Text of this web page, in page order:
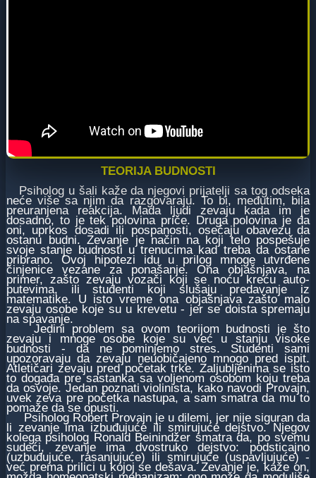
TEORIJA BUDNOSTI
Psiholog u šali kaže da njegovi prijatelji sa tog odseka
neće više sa njim da razgovaraju. To bi, međutim, bila
preuranjena reakcija. Mada ljudi zevaju kada im je
dosadno, to je tek polovina priče. Druga polovina je da
oni, uprkos dosadi ili pospanosti, osećaju obavezu da
ostanu budni. Zevanje je način na koji telo pospešuje
svoje stanje budnosti u trenucima kad treba da ostane
pribrano. Ovoj hipotezi idu u prilog mnoge utvrđene
činjenice vezane za ponašanje. Ona objašnjava, na
primer, zašto zevaju vozači koji se noću kreću auto-
putevima, ili studenti koji slušaju predavanje iz
matematike. U isto vreme ona objašnjava zašto malo
zevaju osobe koje su u krevetu - jer se doista spremaju
na spavanje.
Jedini problem sa ovom teorijom budnosti je što
zevaju i mnoge osobe koje su već u stanju visoke
budnosti - da ne pominjemo stres. Studenti sami
upozoravaju da zevaju neuobičajeno mnogo pred ispit.
Atletičari zevaju pred početak trke. Zaljubljenima se isto
to događa pre sastanka sa voljenom osobom koju treba
da osvoje. Jedan poznati violinista, kako navodi Provajn,
uvek zeva pre početka nastupa, a sam smatra da mu to
pomaže da se opusti.
Psiholog Robert Provajn je u dilemi, jer nije siguran da
li zevanje ima izbuđujuće ili smirujuće dejstvo. Njegov
kolega psiholog Ronald Beinindžer smatra da, po svemu
sudeći, zevanje ima dvostruko dejstvo: podsticajno
(uzbuđujuće, rasanjujuće) ili smirujuće (uspavljujuće) -
već prema prilici u kojoj se dešava. Zevanje je, kaže on,